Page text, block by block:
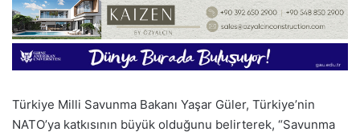
Türkiye Milli Savunma Bakanı Yaşar Güler, Türkiye’nin
NATO’ya katkısının büyük olduğunu belirterek, “Savunma